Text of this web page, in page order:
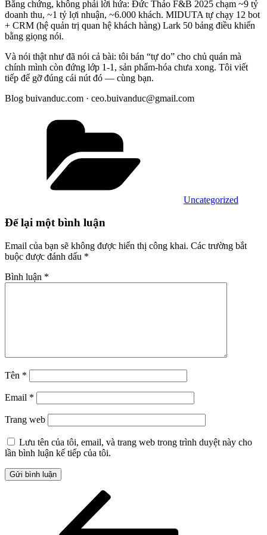
Bằng chứng, không phải lời hứa: Đức Thảo F&B 2025 chạm ~9 tỷ
doanh thu, ~1 tỷ lợi nhuận, ~6.000 khách. MIDUTA tự chạy 12 bot
+ CRM (hệ quản trị quan hệ khách hàng) Lark 50 bảng điều khiển
bằng giọng nói.
Và nói thật như đã nói cả bài: tôi bán “tự do” cho chủ quán mà
chính mình còn đứng lớp 1-1, sản phẩm-hóa chưa xong. Tôi viết
tiếp để gỡ đúng cái nút đó — cùng bạn.
Blog buivanduc.com · ceo.buivanduc@gmail.com
Uncategorized
Để lại một bình luận
Email của bạn sẽ không được hiển thị công khai. Các trường bắt
buộc được đánh dấu *
Bình luận *
Tên *
Email *
Trang web
Lưu tên của tôi, email, và trang web trong trình duyệt này cho
lần bình luận kế tiếp của tôi.